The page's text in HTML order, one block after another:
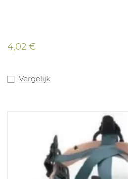
4,02 €
Vergelijk